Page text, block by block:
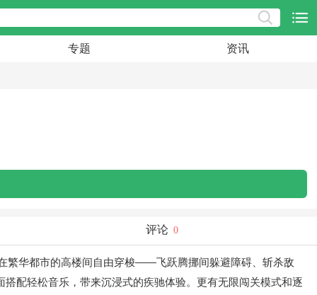
专题 资讯
评论 0
繁华都市的高楼间自由穿梭——飞跃腾挪间躲避障碍、斩杀敌
配轻松音乐，带来沉浸式的疾驰体验。更有无限闯关模式和逐